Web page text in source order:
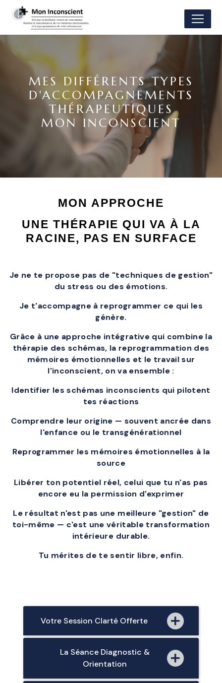
MES DIFFÉRENTS TYPES
D'ACCOMPAGNEMENTS
THÉRAPEUTIQUES
MON INCONSCIENT
MON APPROCHE
UNE THÉRAPIE QUI VA À LA
RACINE, PAS EN SURFACE
Je ne te propose pas de "techniques de gestion"
du stress ou des émotions.
Je t'accompagne à reprogrammer ce qui les
génère.
Grâce à une approche intégrative qui combine la
thérapie des schémas, la reprogrammation des
mémoires émotionnelles et le travail sur
l'inconscient, on va ensemble :
Identifier les schémas inconscients qui pilotent
tes réactions
Comprendre leur origine — souvent ancrée dans
l'enfance ou le transgénérationnel
Reprogrammer les mémoires émotionnelles à la
source
Libérer ton potentiel réel, celui que tu n'as pas
encore eu la permission d'exprimer
Le résultat n'est pas une meilleure "gestion" de
toi-même — c'est une véritable transformation
intérieure durable.
Tu mérites de te sentir libre, enfin.
Votre Session Clarté Offerte
La Séance Diagnostic &
Orientation
Panneau de gestion des cookies